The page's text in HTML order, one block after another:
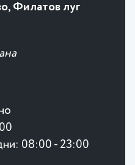
Филатов луг
08:00 - 23:00